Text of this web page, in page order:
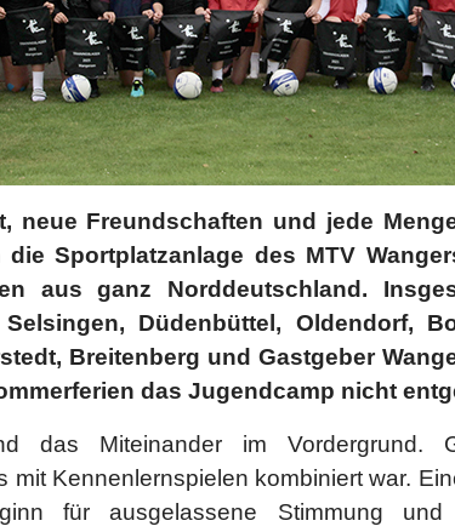
neue Freundschaften und jede
Sportplatzanlage des MTV
aus ganz Norddeutschland.
Düdenbüttel, Oldendorf,
Breitenberg und Gastgeber
das Jugendcamp nicht
das Miteinander im Vordergrund.
mit Kennenlernspielen kombiniert war.
für ausgelassene Stimmung